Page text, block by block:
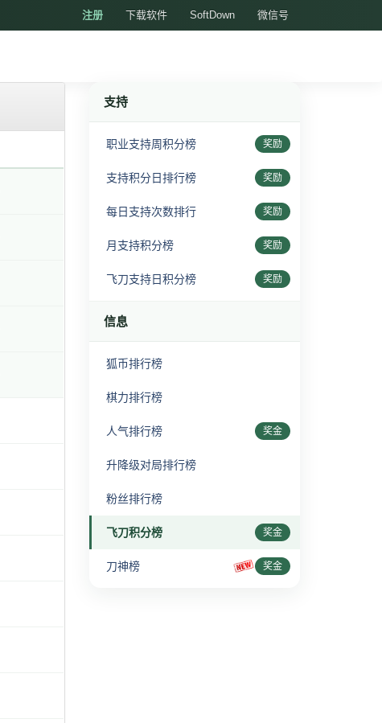
注册 下载软件 SoftDown 微信号
支持
职业支持周积分榜 奖励
支持积分日排行榜 奖励
每日支持次数排行 奖励
月支持积分榜 奖励
飞刀支持日积分榜 奖励
信息
狐币排行榜
棋力排行榜
人气排行榜 奖金
升降级对局排行榜
粉丝排行榜
飞刀积分榜 奖金
刀神榜 奖金